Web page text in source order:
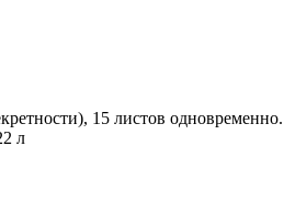
15 листов
л